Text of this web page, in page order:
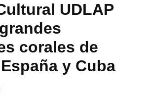
UDLAP
corales de
y Cuba